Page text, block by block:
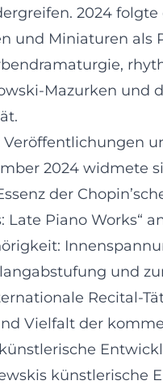
2024
und Miniaturen als
Mazurken und
Veröffentlichungen
2024 widmete
der
Late Piano Works“
und
Recital-
Vielfalt der
künstlerische